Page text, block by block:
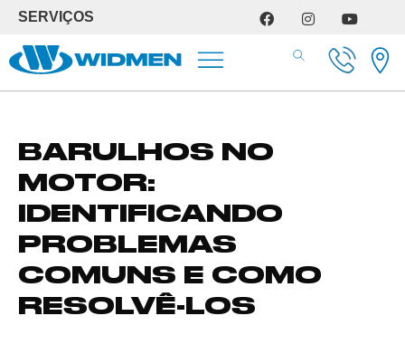
SERVIÇOS
BARULHOS NO
MOTOR:
IDENTIFICANDO
PROBLEMAS
COMUNS E COMO
RESOLVÊ-LOS